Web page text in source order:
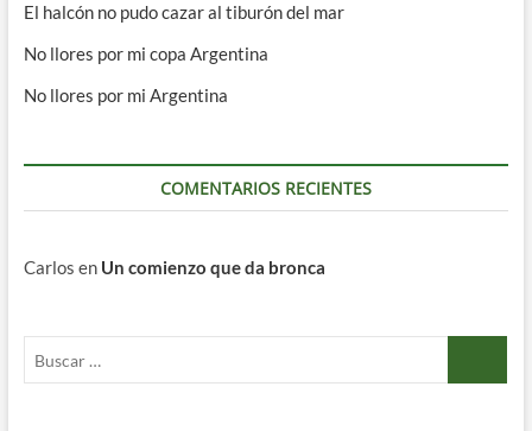
El halcón no pudo cazar al tiburón del mar
No llores por mi copa Argentina
No llores por mi Argentina
COMENTARIOS RECIENTES
Carlos en Un comienzo que da bronca